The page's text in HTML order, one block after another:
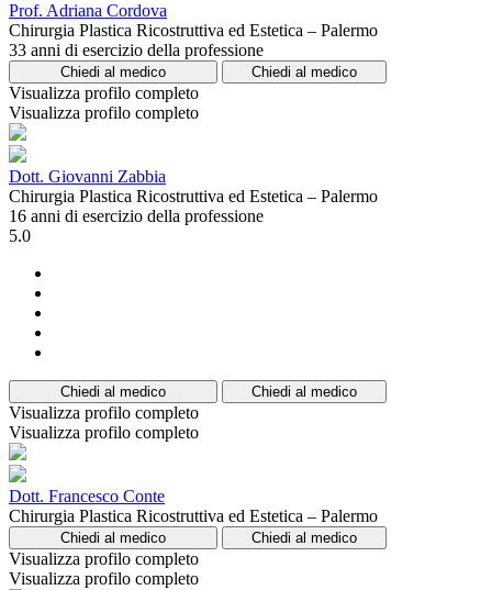
Prof. Adriana Cordova
Chirurgia Plastica Ricostruttiva ed Estetica – Palermo
33 anni di esercizio della professione
Chiedi al medico Chiedi al medico
Visualizza profilo completo
Visualizza profilo completo
Dott. Giovanni Zabbia
Chirurgia Plastica Ricostruttiva ed Estetica – Palermo
16 anni di esercizio della professione
5.0
Chiedi al medico Chiedi al medico
Visualizza profilo completo
Visualizza profilo completo
Dott. Francesco Conte
Chirurgia Plastica Ricostruttiva ed Estetica – Palermo
Chiedi al medico Chiedi al medico
Visualizza profilo completo
Visualizza profilo completo